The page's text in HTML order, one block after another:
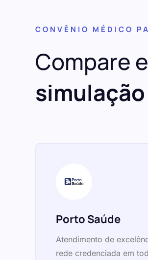
CONVÊNIO MÉDICO
Compare
Porto Saúde
Atendimento de
rede credenciada em